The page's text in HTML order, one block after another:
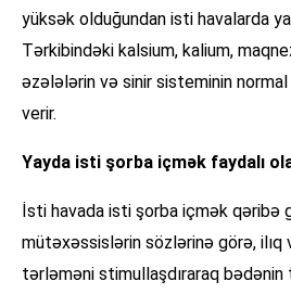
yüksək olduğundan isti havalarda
Tərkibindəki kalsium, kalium,
əzələlərin və sinir sisteminin
verir.
Yayda isti şorba içmək faydalı
İsti havada isti şorba içmək qəribə
mütəxəssislərin sözlərinə görə, ilıq
tərləməni stimullaşdıraraq bədənin